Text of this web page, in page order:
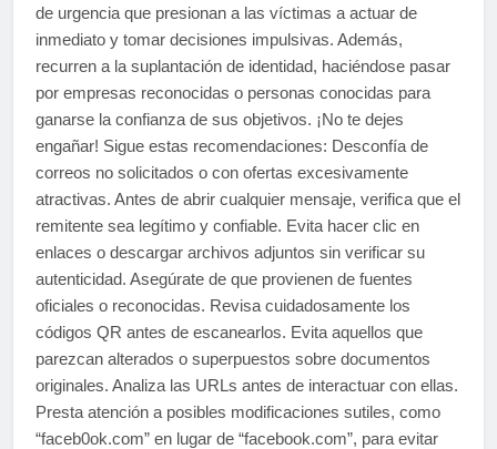
de urgencia que presionan a las víctimas a actuar de
inmediato y tomar decisiones impulsivas. Además,
recurren a la suplantación de identidad, haciéndose pasar
por empresas reconocidas o personas conocidas para
ganarse la confianza de sus objetivos. ¡No te dejes
engañar! Sigue estas recomendaciones: Desconfía de
correos no solicitados o con ofertas excesivamente
atractivas. Antes de abrir cualquier mensaje, verifica que el
remitente sea legítimo y confiable. Evita hacer clic en
enlaces o descargar archivos adjuntos sin verificar su
autenticidad. Asegúrate de que provienen de fuentes
oficiales o reconocidas. Revisa cuidadosamente los
códigos QR antes de escanearlos. Evita aquellos que
parezcan alterados o superpuestos sobre documentos
originales. Analiza las URLs antes de interactuar con ellas.
Presta atención a posibles modificaciones sutiles, como
“faceb0ok.com” en lugar de “facebook.com”, para evitar